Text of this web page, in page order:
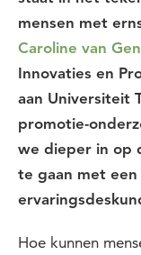
mensen met
Caroline van
Innovaties en
aan Universiteit
promotie-
we dieper in op
te gaan met een
Hoe kunnen